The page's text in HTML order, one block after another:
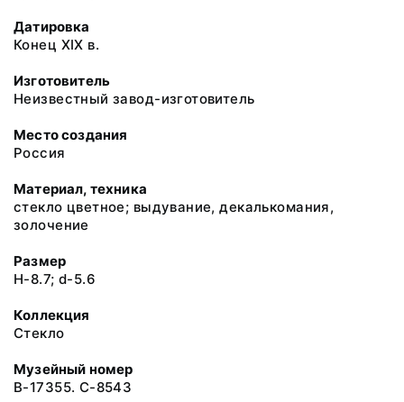
Датировка
Конец XIX в.
Изготовитель
Неизвестный завод-изготовитель
Место создания
Россия
Материал, техника
стекло цветное; выдувание, декалькомания,
золочение
Размер
H-8.7; d-5.6
Коллекция
Стекло
Музейный номер
В-17355. С-8543